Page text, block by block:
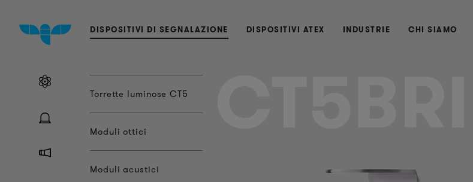
DISPOSITIVI DI SEGNALAZIONE DISPOSITIVI ATEX INDUSTRIE CHI SIAMO
Torrette luminose CT5
Moduli ottici
Moduli acustici